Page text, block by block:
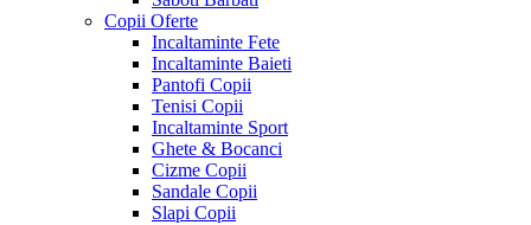
Copii Oferte
Incaltaminte Fete
Incaltaminte Baieti
Pantofi Copii
Tenisi Copii
Incaltaminte Sport
Ghete & Bocanci
Cizme Copii
Sandale Copii
Slapi Copii